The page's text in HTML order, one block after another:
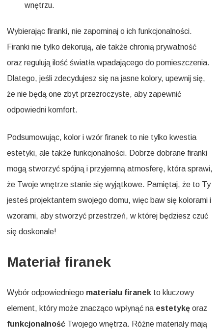
wnętrzu.
Wybierając firanki, nie zapominaj o ich funkcjonalności.
Firanki nie tylko dekorują, ale także chronią prywatność
oraz regulują ilość światła wpadającego do pomieszczenia.
Dlatego, jeśli zdecydujesz się na jasne kolory, upewnij się,
że nie będą one zbyt przezroczyste, aby zapewnić
odpowiedni komfort.
Podsumowując, kolor i wzór firanek to nie tylko kwestia
estetyki, ale także funkcjonalności. Dobrze dobrane firanki
mogą stworzyć spójną i przyjemną atmosferę, która sprawi,
że Twoje wnętrze stanie się wyjątkowe. Pamiętaj, że to Ty
jesteś projektantem swojego domu, więc baw się kolorami i
wzorami, aby stworzyć przestrzeń, w której będziesz czuć
się doskonale!
Materiał firanek
Wybór odpowiedniego materiału firanek to kluczowy
element, który może znacząco wpłynąć na estetykę oraz
funkcjonalność Twojego wnętrza. Różne materiały mają